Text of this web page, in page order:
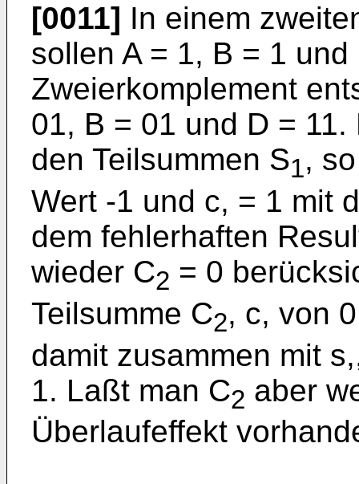
[0011] In einem
sollen A = 1, B = 1
Zweierkomplement
01, B = 01 und D =
den Teilsummen S1,
Wert -1 und c, = 1 mit
dem fehlerhaften
wieder C2 = 0
Teilsumme C2, c, von
damit zusammen mit
1. Laßt man C2 aber
Überlaufeffekt